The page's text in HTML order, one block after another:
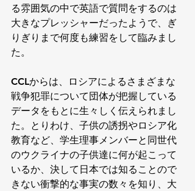
る雰囲気の中で英語で質問をするのは
大きなプレッシャーだったようで、ぎ
りぎりまで何度も練習をして臨みまし
た。
CCLからは、ロシアによるさまざまな
戦争犯罪について団体が把握している
データをもとに生々しく伝えられまし
た。とりわけ、子供の誘拐やロシア化
教育など、学生理事メンバーと同世代
のウクライナの子供達に何が起こって
いるか、決して日本では知ることので
きない衝撃的な事実の数々を知り、大